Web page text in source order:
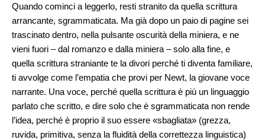
Quando cominci a leggerlo, resti stranito da quella scrittura
arrancante, sgrammaticata. Ma già dopo un paio di pagine sei
trascinato dentro, nella pulsante oscurità della miniera, e ne
vieni fuori – dal romanzo e dalla miniera – solo alla fine, e
quella scrittura straniante te la divori perché ti diventa familiare,
ti avvolge come l’empatia che provi per Newt, la giovane voce
narrante. Una voce, perché quella scrittura è più un linguaggio
parlato che scritto, e dire solo che è sgrammaticata non rende
l’idea, perché è proprio il suo essere «sbagliata» (grezza,
ruvida, primitiva, senza la fluidità della correttezza linguistica)